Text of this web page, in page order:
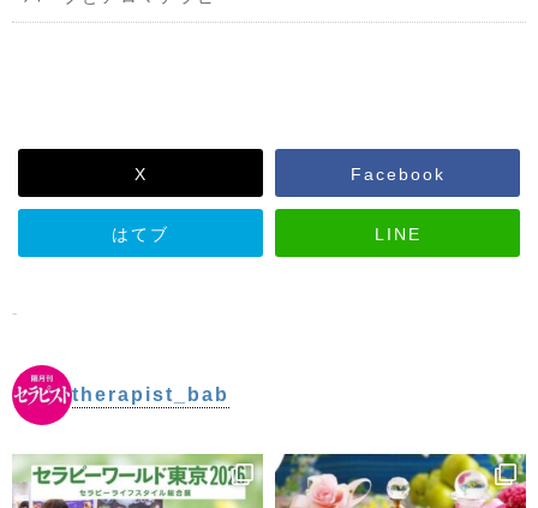
X Facebook
はてブ LINE
-
therapist_bab